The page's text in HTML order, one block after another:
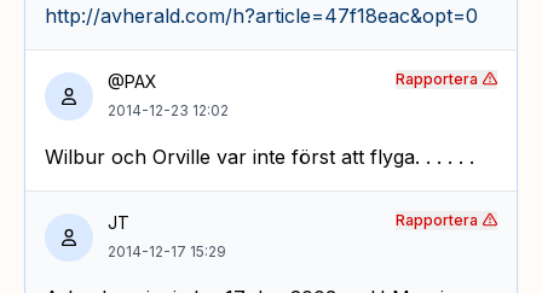
http://avherald.com/h?article=47f18eac&opt=0
@PAX
2014-12-23 12:02
Wilbur och Orville var inte först att flyga. . . . . .
Rapportera
JT
2014-12-17 15:29
Rapportera